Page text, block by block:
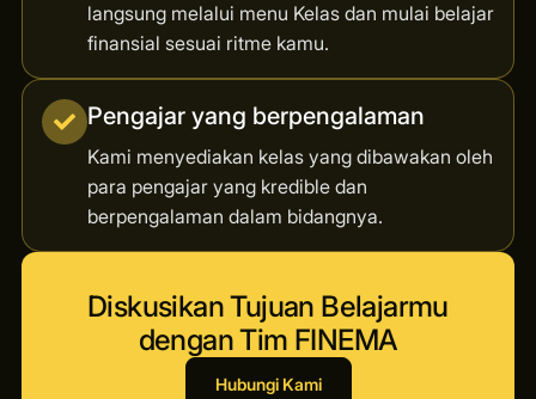
Diskusikan Tujuan Belajarmu
dengan Tim FINEMA
Hubungi Kami
langsung melalui menu Kelas dan mulai belajar
finansial sesuai ritme kamu.
Pengajar yang berpengalaman
Kami menyediakan kelas yang dibawakan oleh
para pengajar yang kredible dan
berpengalaman dalam bidangnya.